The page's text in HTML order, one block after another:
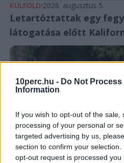
10perc.hu - Do Not Process
Information
If you wish to opt-out of the
processing of your personal or
targeted advertising by us,
section to confirm your
opt-out request is processed you
KÜLFÖLD 2026. augusztus 5.
Letartóztattak egy
látogatása előtt